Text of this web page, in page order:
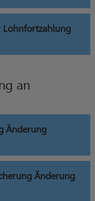
Lohnfortzahlung
an
Änderung
Änderung